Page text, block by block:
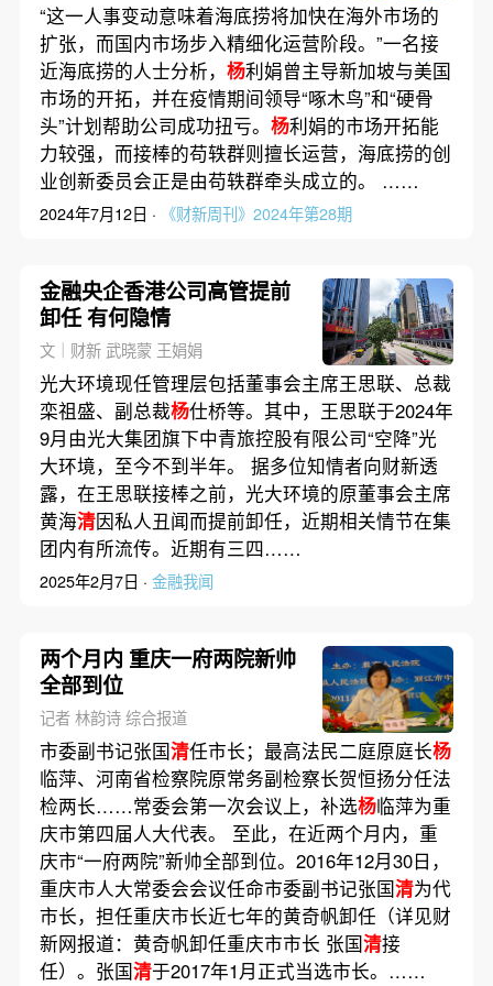
“这一人事变动意味着海底捞将加快在海外市场的
扩张，而国内市场步入精细化运营阶段。”一名接
近海底捞的人士分析， 杨利娟曾主导新加坡与美国
市场的开拓，并在疫情期间领导“啄木鸟”和“硬骨
头”计划帮助公司成功扭亏。 杨利娟的市场开拓能
力较强，而接棒的苟轶群则擅长运营，海底捞的创
业创新委员会正是由苟轶群牵头成立的。 ……
2024年7月12日 · 《财新周刊》2024年第28期
金融央企香港公司高管提前
卸任 有何隐情
文｜财新 武晓蒙 王娟娟
光大环境现任管理层包括董事会主席王思联、总裁
栾祖盛、副总裁杨仕桥等。其中，王思联于2024年
9月由光大集团旗下中青旅控股有限公司“空降”光
大环境，至今不到半年。 据多位知情者向财新透
露，在王思联接棒之前，光大环境的原董事会主席
黄海清因私人丑闻而提前卸任，近期相关情节在集
团内有所流传。近期有三四……
2025年2月7日 · 金融我闻
两个月内 重庆一府两院新帅
全部到位
记者 林韵诗 综合报道
市委副书记张国清任市长；最高法民二庭原庭长杨
临萍、河南省检察院原常务副检察长贺恒扬分任法
检两长……常委会第一次会议上，补选杨临萍为重
庆市第四届人大代表。 至此，在近两个月内，重
庆市“一府两院”新帅全部到位。2016年12月30日，
重庆市人大常委会会议任命市委副书记张国清为代
市长，担任重庆市长近七年的黄奇帆卸任（详见财
新网报道：黄奇帆卸任重庆市市长 张国清接
任）。张国清于2017年1月正式当选市长。……